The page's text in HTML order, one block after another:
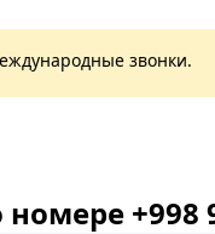
звонки.
+998